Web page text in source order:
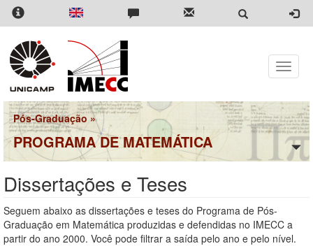
Pular
para
conteúdo
principal
Toggle
Pós-Graduação »
PROGRAMA DE MATEMÁTICA
Dissertações e Teses
Seguem abaixo as dissertações e teses do Programa de Pós-
Graduação em Matemática produzidas e defendidas no IMECC a
partir do ano 2000. Você pode filtrar a saída pelo ano e pelo nível.